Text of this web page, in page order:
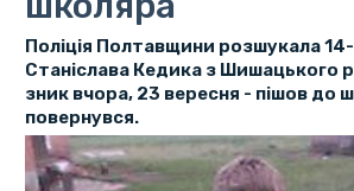
Поліція Полтавщини розшукала 14-
Станіслава Кедика з Шишацького
зник вчора, 23 вересня - пішов до
повернувся.